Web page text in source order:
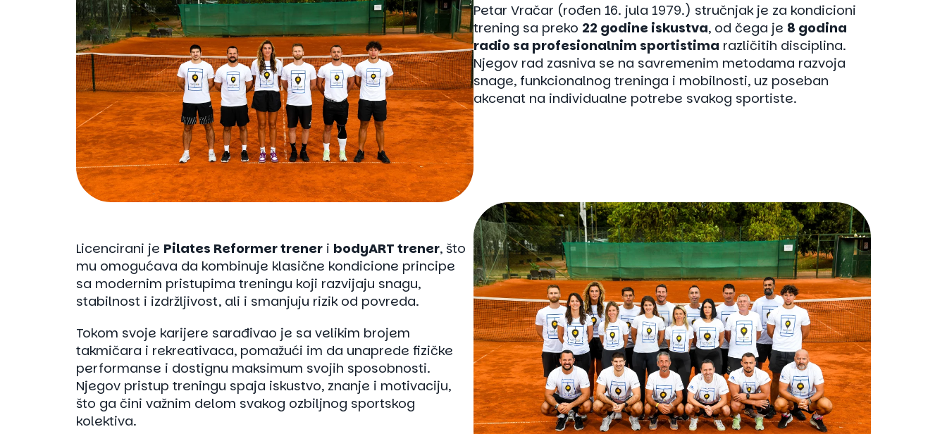
Petar Vračar (rođen 16. jula 1979.) stručnjak je za kondicioni
trening sa preko 22 godine iskustva, od čega je 8 godina
radio sa profesionalnim sportistima različitih disciplina.
Njegov rad zasniva se na savremenim metodama razvoja
snage, funkcionalnog treninga i mobilnosti, uz poseban
akcenat na individualne potrebe svakog sportiste.
Licencirani je Pilates Reformer trener i bodyART trener, što
mu omogućava da kombinuje klasične kondicione principe
sa modernim pristupima treningu koji razvijaju snagu,
stabilnost i izdržljivost, ali i smanjuju rizik od povreda.
Tokom svoje karijere sarađivao je sa velikim brojem
takmičara i rekreativaca, pomažući im da unaprede fizičke
performanse i dostignu maksimum svojih sposobnosti.
Njegov pristup treningu spaja iskustvo, znanje i motivaciju,
što ga čini važnim delom svakog ozbiljnog sportskog
kolektiva.